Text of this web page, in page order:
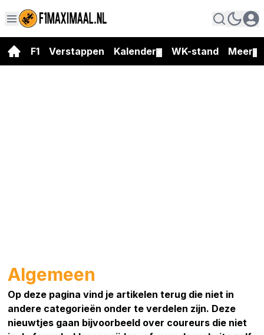
F1 Verstappen Kalender WK-stand Meer
Algemeen
Op deze pagina vind je artikelen terug die niet in
andere categorieën onder te verdelen zijn. Deze
nieuwtjes gaan bijvoorbeeld over coureurs die niet